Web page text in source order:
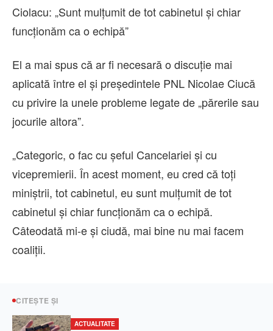
Ciolacu: „Sunt mulţumit de tot cabinetul şi chiar
funcţionăm ca o echipă”
El a mai spus că ar fi necesară o discuţie mai
aplicată între el şi preşedintele PNL Nicolae Ciucă
cu privire la unele probleme legate de „părerile sau
jocurile altora”.
„Categoric, o fac cu şeful Cancelariei şi cu
vicepremierii. În acest moment, eu cred că toţi
miniştrii, tot cabinetul, eu sunt mulţumit de tot
cabinetul şi chiar funcţionăm ca o echipă.
Câteodată mi-e şi ciudă, mai bine nu mai facem
coaliţii.
CITEȘTE ȘI
ACTUALITATE